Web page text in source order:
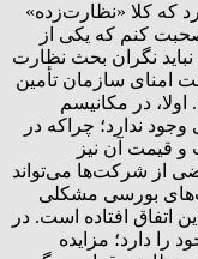
که کلا «نظارت‌زده»
کنم که یکی از
نگران بحث نظارت
امنای سازمان تأمین
در مکانیسم
ندارد؛ چراکه در
قیمت آن نیز
از شرکت‌ها می‌تواند
بورسی مشکلی
اتفاق افتاده است. در
دارد؛ مزایده